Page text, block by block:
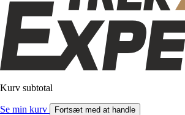
Kurv subtotal
Se min kurv Fortsæt med at handle